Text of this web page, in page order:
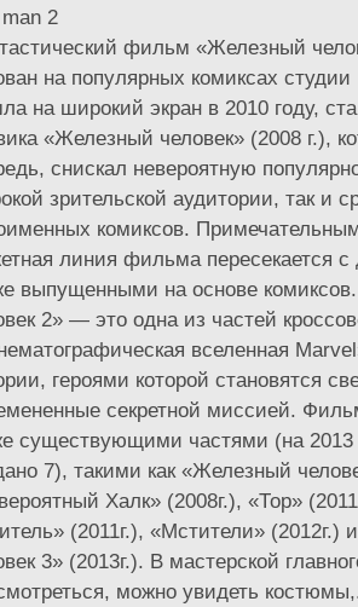
2
фильм «Железный
на популярных комиксах
на широкий экран в 2010 году,
«Железный человек» (2008 г.),
снискал невероятную
зрительской аудитории, так и
комиксов.
линия фильма пересекается
выпущенными на основе
2» — это одна из частей
вселенная
героями которой становятся
секретной миссией.
существующими частями (на 2013
7), такими как «Железный
Халк» (2008г.), «Тор»
(2011г.), «Мстители» (2012г.)
3» (2013г.). В мастерской
можно увидеть